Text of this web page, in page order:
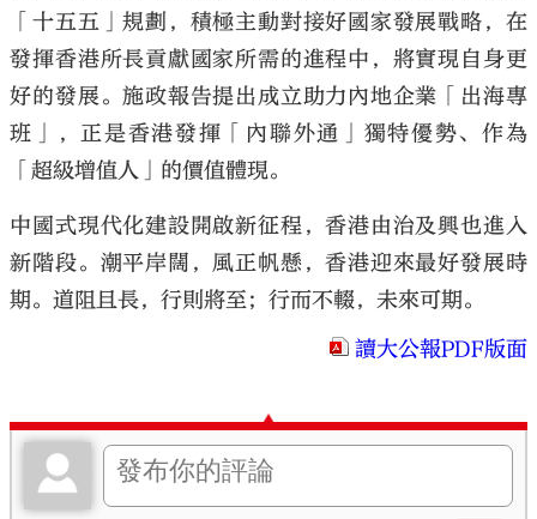
「十五五」規劃，積極主動對接好國家發展戰略，在
發揮香港所長貢獻國家所需的進程中，將實現自身更
好的發展。施政報告提出成立助力內地企業「出海專
班」，正是香港發揮「內聯外通」獨特優勢、作為
「超級增值人」的價值體現。
中國式現代化建設開啟新征程，香港由治及興也進入
新階段。潮平岸闊，風正帆懸，香港迎來最好發展時
期。道阻且長，行則將至；行而不輟，未來可期。
讀大公報PDF版面